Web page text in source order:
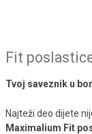
Fit
Tvoj saveznik u
Najteži deo dijete
Maximalium Fit